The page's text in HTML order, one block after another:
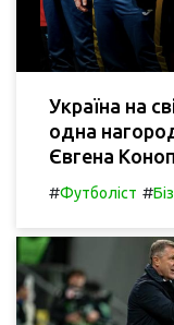
Україна на
одна
Євгена
#Футболіст #